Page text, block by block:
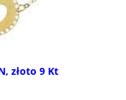
złoto 9 Kt